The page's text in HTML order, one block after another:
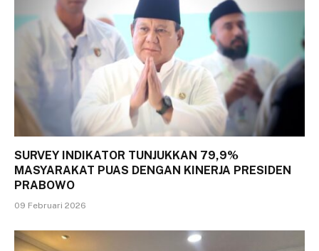
SURVEY INDIKATOR TUNJUKKAN 79,9%
MASYARAKAT PUAS DENGAN KINERJA PRESIDEN
PRABOWO
09 Februari 2026